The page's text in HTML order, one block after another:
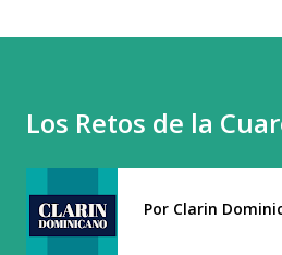
Los Retos de la
Por Clarin